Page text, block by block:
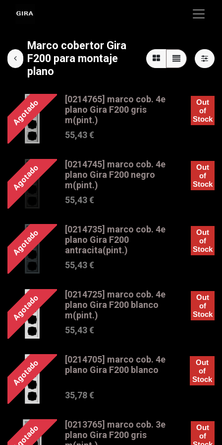
Marco cobertor Gira
F200 para montaje
plano
Agotado
[0214765] marco cob. 4e
plano Gira F200 gris
m(pint.)
55,43€
Out
of
Stock
Agotado
[0214745] marco cob. 4e
plano Gira F200 negro
m(pint.)
55,43€
Out
of
Stock
Agotado
[0214735] marco cob. 4e
plano Gira F200
antracita(pint.)
55,43€
Out
of
Stock
Agotado
[0214725] marco cob. 4e
plano Gira F200 blanco
m(pint.)
55,43€
Out
of
Stock
Agotado
[0214705] marco cob. 4e
plano Gira F200 blanco
35,78€
Out
of
Stock
Agotado
[0213765] marco cob. 3e
plano Gira F200 gris
Out
of